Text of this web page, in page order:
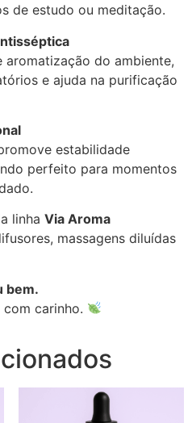
de estudo ou meditação.
aromatização do ambiente,
e ajuda na purificação
estabilidade
perfeito para momentos
linhaVia Aroma
massagens diluídas
bem.
carinho.